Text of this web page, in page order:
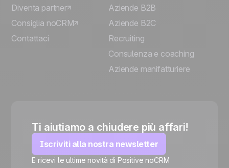
🍪
Diventa partner
Consiglia noCRM
Contattaci
Aziende B2B
Aziende B2C
Recruiting
Consulenza e coaching
Aziende manifatturiere
Ti aiutiamo a chiudere più affari!
Iscriviti alla nostra newsletter
E ricevi le ultime novità di Positive noCRM